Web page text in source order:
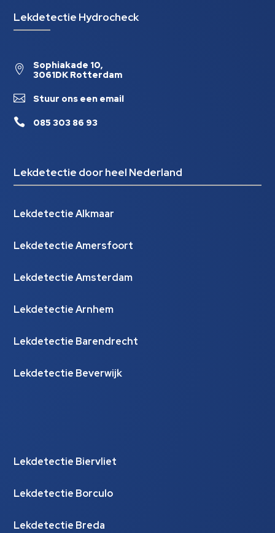
Lekdetectie Hydrocheck

Sophiakade 10,
3061DK Rotterdam
 Stuur ons een email
 085 303 86 93
Lekdetectie door heel Nederland
Lekdetectie Alkmaar
Lekdetectie Amersfoort
Lekdetectie Amsterdam
Lekdetectie Arnhem
Lekdetectie Barendrecht
Lekdetectie Beverwijk
Lekdetectie Biervliet
Lekdetectie Borculo
Lekdetectie Breda